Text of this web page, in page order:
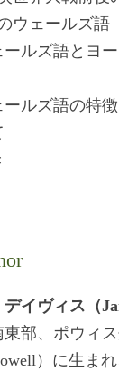
ウェールズ語
ルズ語とヨ
ルズ語の特徴
イヴィス（
東部、ポウィ
）に生ま